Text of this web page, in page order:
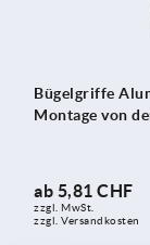
Bügelgriffe
Montage von
ab 5,81 CHF
zzgl. MwSt.
zzgl. Versandkosten